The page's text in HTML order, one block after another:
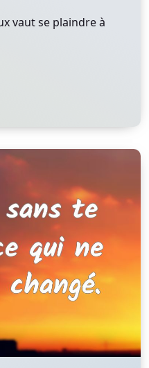
vaut se plaindre à